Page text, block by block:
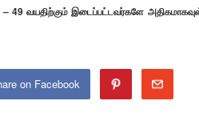
வயதிற்கும் இடைப்பட்டவர்களே
on Facebook